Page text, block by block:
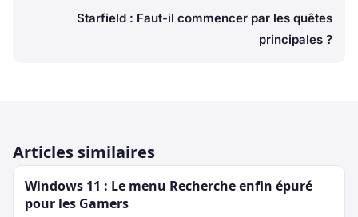
Starfield : Faut-il commencer par les quêtes
principales ?
Articles similaires
Windows 11 : Le menu Recherche enfin épuré
pour les Gamers